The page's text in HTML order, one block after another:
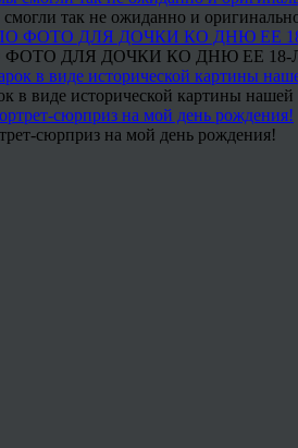
так не ожиданно и
ДЛЯ ДОЧКИ КО ДНЮ ЕЕ
в виде исторической картины
сюрприз на мой день рождения!